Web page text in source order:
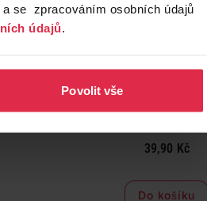
se zpracováním osobních údajů
údajů.
Povolit vše
GimCat Nutripockets polštářky se
39,90 Kč
Do košíku